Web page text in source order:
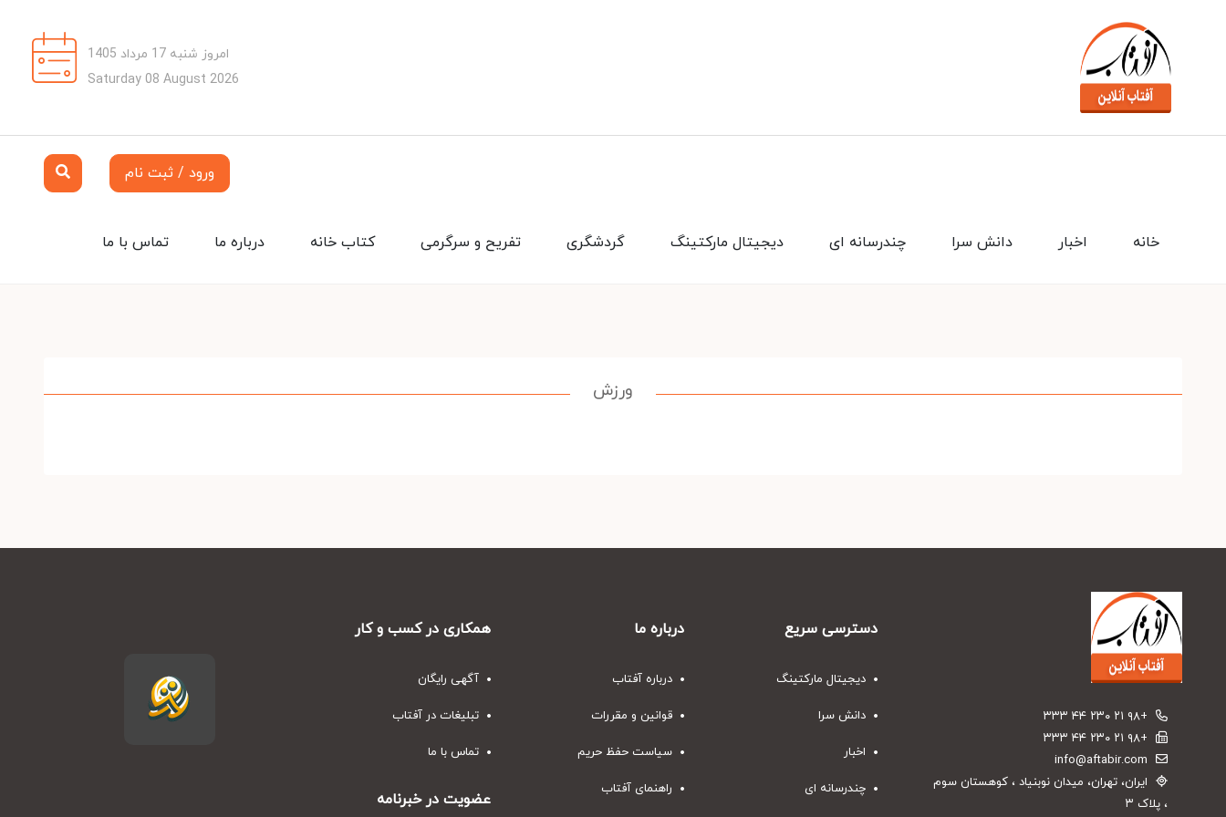
امروز شنبه 17 مرداد 1405
Saturday 08 August 2026
ورود / ثبت نام
تماس با ما درباره ما کتاب خانه تفریح و سرگرمی گردشگری دیجیتال مارکتینگ چندرسانه ای دانش سرا اخبار خانه
ورزش
+۹۸ ۲۱ ۲۳۰ ۴۴ ۳۳۳
+۹۸ ۲۱ ۲۳۰ ۴۴ ۳۳۳
info@aftabir.com
ایران، تهران، میدان نوبنیاد ، کوهستان سوم
، پلاک ۳
دسترسی سریع
دیجیتال مارکتینگ
دانش سرا
اخبار
چندرسانه ای
درباره ما
درباره آفتاب
قوانین و مقررات
سیاست حفظ حریم
راهنمای آفتاب
همکاری در کسب و کار
آگهی رایگان
تبلیغات در آفتاب
تماس با ما
عضویت در خبرنامه